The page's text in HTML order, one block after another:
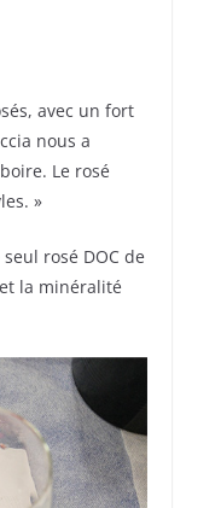
avec un fort
nous a
Le rosé
»
rosé DOC de
la minéralité